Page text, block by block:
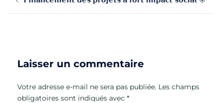
d’article
Laisser un commentaire
Votre adresse e-mail ne sera pas publiée. Les champs
obligatoires sont indiqués avec *